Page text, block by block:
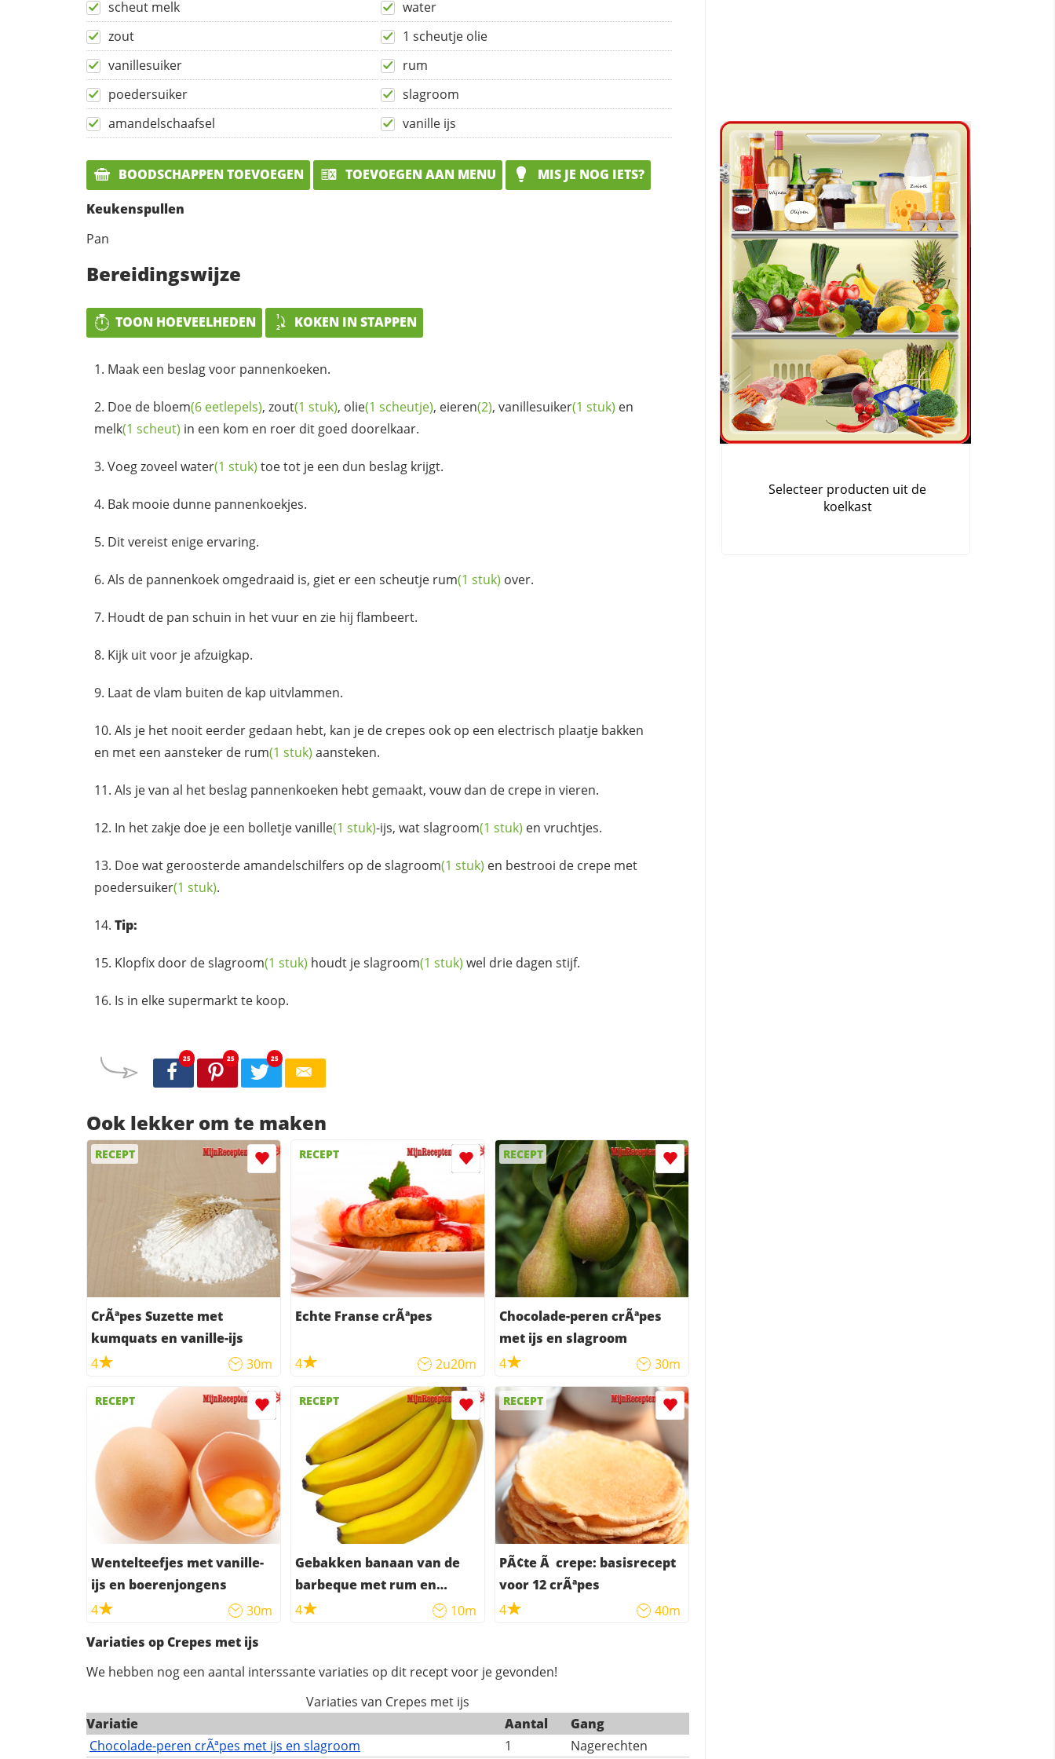
scheut melk
water
zout
1 scheutje olie
vanillesuiker
rum
poedersuiker
slagroom
amandelschaafsel
vanille ijs
BOODSCHAPPEN TOEVOEGEN TOEVOEGEN AAN MENU
MIS JE NOG IETS?
Keukenspullen
Pan
Bereidingswijze
TOON HOEVEELHEDEN KOKEN IN STAPPEN
Maak een beslag voor pannenkoeken.
Doe de bloem(6 eetlepels), zout(1 stuk), olie(1 scheutje), eieren(2), vanillesuiker(1 stuk) en
melk(1 scheut) in een kom en roer dit goed doorelkaar.
Voeg zoveel water(1 stuk) toe tot je een dun beslag krijgt.
Bak mooie dunne pannenkoekjes.
Dit vereist enige ervaring.
Als de pannenkoek omgedraaid is, giet er een scheutje rum(1 stuk) over.
Houdt de pan schuin in het vuur en zie hij flambeert.
Kijk uit voor je afzuigkap.
Laat de vlam buiten de kap uitvlammen.
Als je het nooit eerder gedaan hebt, kan je de crepes ook op een electrisch plaatje bakken
en met een aansteker de rum(1 stuk) aansteken.
Als je van al het beslag pannenkoeken hebt gemaakt, vouw dan de crepe in vieren.
In het zakje doe je een bolletjevanille(1 stuk)-ijs, watslagroom(1 stuk) en vruchtjes.
Doe wat geroosterde amandelschilfers op deslagroom(1 stuk) en bestrooi de crepe met
poedersuiker(1 stuk).
Tip:
Klopfix door deslagroom(1 stuk) houdt jeslagroom(1 stuk) wel drie dagen stijf.
Is in elke supermarkt te koop.
25 25 25
Ook lekker om te maken
RECEPT
CrÃªpes Suzette met
kumquats en vanille-ijs
4
30m
RECEPT
Echte Franse crÃªpes
4 2u20m
RECEPT
Chocolade-peren crÃªpes
met ijs en slagroom
4
30m
RECEPT
Wentelteefjes met vanille-
ijs en boerenjongens
4
30m
RECEPT
Gebakken banaan van de
barbeque met rum en
vanille ijs
4 10m
RECEPT
PÃ¢te Ã crepe: basisrecept
voor 12 crÃªpes
4
40m
Variaties op Crepes met ijs
We hebben nog een aantal interssante variaties op dit recept voor je gevonden!
Variaties van Crepes met ijs
Variatie
Aantal
Gang
Chocolade-peren crÃªpes met ijs en slagroom
1 Nagerechten